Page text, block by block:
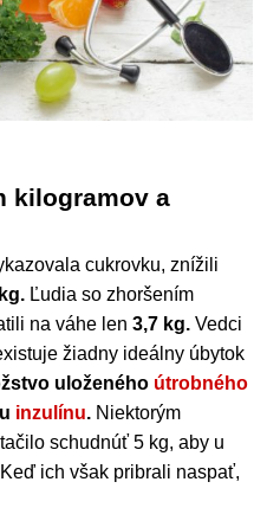
kilogramov a
cukrovku, znížili
Ľudia so zhoršením
na váhe len 3,7 kg. Vedci
žiadny ideálny úbytok
uloženého útrobného
inzulínu. Niektorým
schudnúť 5 kg, aby u
ich však pribrali naspať,